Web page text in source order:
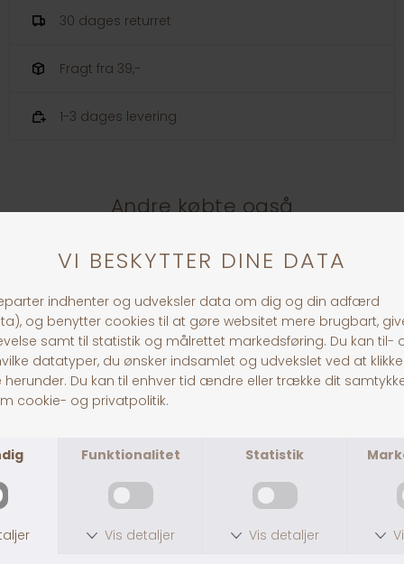
30 dages returret
Fragt fra 39,-
1-3 dages levering
Andre købte også
RJ Guldhamster bur